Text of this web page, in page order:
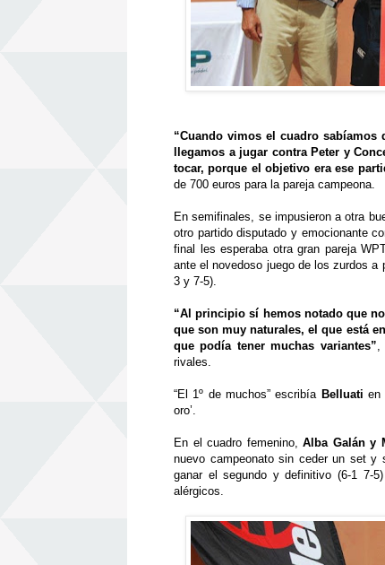
“Cuando vimos el cuadro sabíamos
llegamos a jugar contra Peter y
tocar, porque el objetivo era ese
de 700 euros para la pareja campeona.
En semifinales, se impusieron a otra
otro partido disputado y emocionante
final les esperaba otra gran pareja
ante el novedoso juego de los zurdos a
3 y 7-5).
“Al principio sí hemos notado que
que son muy naturales, el que está
que podía tener muchas variantes”
rivales.
“El 1º de muchos” escribía Belluati en
oro’
En el cuadro femenino,Alba Galán y
nuevo campeonato sin ceder un set y
ganar el segundo y definitivo (6-1 7-
alérgicos.